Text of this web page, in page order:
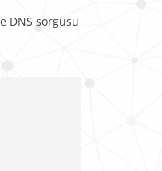
DNS sorgusu